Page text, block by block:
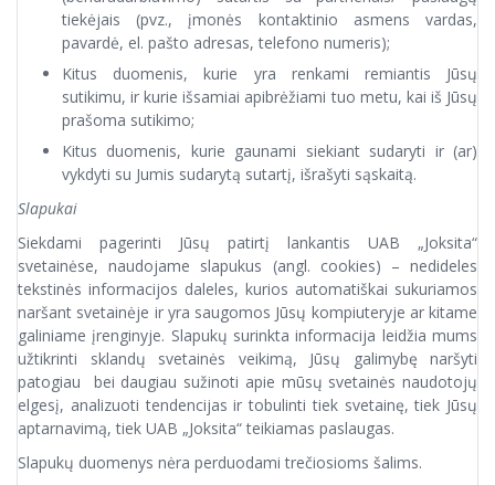
tiekėjais (pvz., įmonės kontaktinio asmens vardas,
pavardė, el. pašto adresas, telefono numeris);
Kitus duomenis, kurie yra renkami remiantis Jūsų
sutikimu, ir kurie išsamiai apibrėžiami tuo metu, kai iš Jūsų
prašoma sutikimo;
Kitus duomenis, kurie gaunami siekiant sudaryti ir (ar)
vykdyti su Jumis sudarytą sutartį, išrašyti sąskaitą.
Slapukai
Siekdami pagerinti Jūsų patirtį lankantis UAB „Joksita“
svetainėse, naudojame slapukus (angl. cookies) – nedideles
tekstinės informacijos daleles, kurios automatiškai sukuriamos
naršant svetainėje ir yra saugomos Jūsų kompiuteryje ar kitame
galiniame įrenginyje. Slapukų surinkta informacija leidžia mums
užtikrinti sklandų svetainės veikimą, Jūsų galimybę naršyti
patogiau bei daugiau sužinoti apie mūsų svetainės naudotojų
elgesį, analizuoti tendencijas ir tobulinti tiek svetainę, tiek Jūsų
aptarnavimą, tiek UAB „Joksita“ teikiamas paslaugas.
Slapukų duomenys nėra perduodami trečiosioms šalims.